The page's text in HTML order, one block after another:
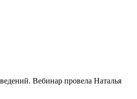
Вебинар провела Наталья